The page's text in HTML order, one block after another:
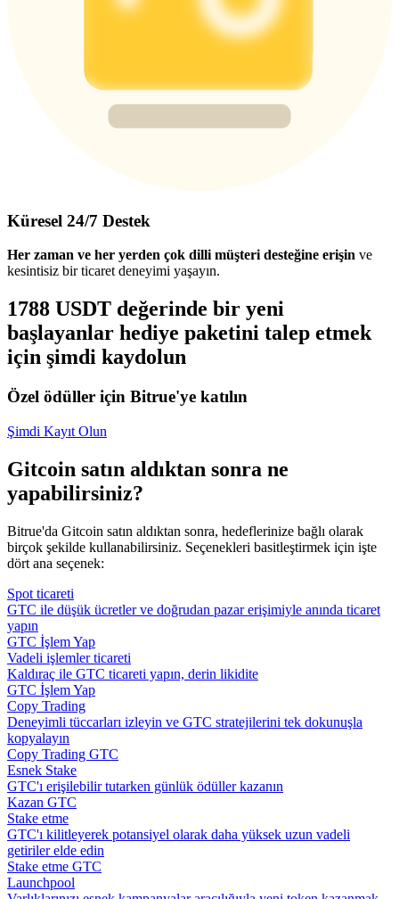
Küresel 24/7 Destek
Her zaman ve her yerden çok dilli müşteri desteğine erişin ve
kesintisiz bir ticaret deneyimi yaşayın.
1788 USDT değerinde bir yeni
başlayanlar hediye paketini talep etmek
için şimdi kaydolun
Özel ödüller için Bitrue'ye katılın
Şimdi Kayıt Olun
Gitcoin satın aldıktan sonra ne
yapabilirsiniz?
Bitrue'da Gitcoin satın aldıktan sonra, hedeflerinize bağlı olarak
birçok şekilde kullanabilirsiniz. Seçenekleri basitleştirmek için işte
dört ana seçenek:
Spot ticareti
GTC ile düşük ücretler ve doğrudan pazar erişimiyle anında ticaret
yapın
GTC İşlem Yap
Vadeli işlemler ticareti
Kaldıraç ile GTC ticareti yapın, derin likidite
GTC İşlem Yap
Copy Trading
Deneyimli tüccarları izleyin ve GTC stratejilerini tek dokunuşla
kopyalayın
Copy Trading GTC
Esnek Stake
GTC'ı erişilebilir tutarken günlük ödüller kazanın
Kazan GTC
Stake etme
GTC'ı kilitleyerek potansiyel olarak daha yüksek uzun vadeli
getiriler elde edin
Stake etme GTC
Launchpool